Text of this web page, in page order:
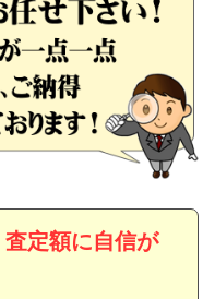
定額に自信が